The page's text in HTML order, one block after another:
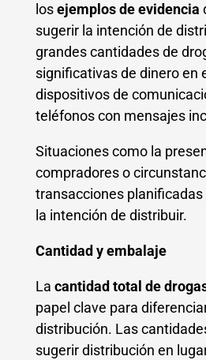
losejemplos de evidencia
sugerir la intención de
grandes cantidades de
significativas de dinero en
dispositivos de
teléfonos con mensajes
Situaciones como la
compradores o
transacciones
la intención de distribuir.
Cantidad y embalaje
La cantidad total de
papel clave para
distribución. Las
sugerir distribución en